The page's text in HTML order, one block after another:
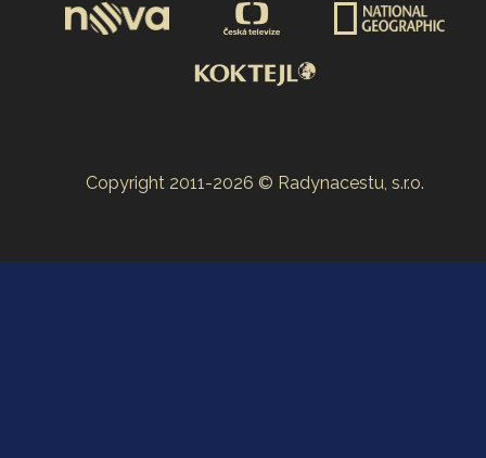
Copyright 2011-2026 © Radynacestu, s.r.o.